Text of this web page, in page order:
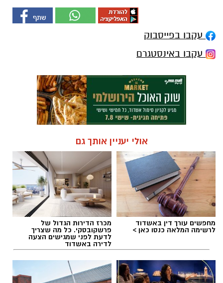
עקבו בפייסבוק
עקבו באינסטגרם
אולי יעניין אותך גם
מחפשים עורך דין באשדוד
לרשימה המלאה כנסו כאן >
מכרז הדירות הגדול של
פרשקובסקי. כל מה שצריך
לדעת לפני שמגישים הצעה
לדירה באשדוד